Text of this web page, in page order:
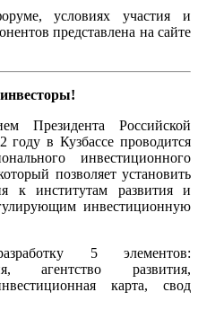
условиях участия и
представлена на сайте
Президента Российской
в Кузбассе проводится
инвестиционного
позволяет установить
к институтам развития и
инвестиционную
5 элементов:
агентство развития,
карта, свод